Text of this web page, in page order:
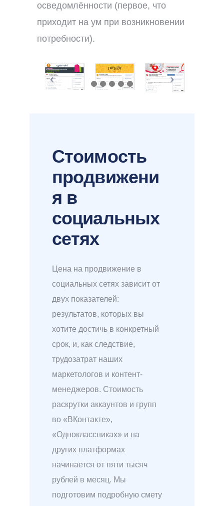
осведомлённости (первое, что
приходит на ум при возникновении
потребности).
Стоимость
продвижени
я в
социальных
сетях
Цена на продвижение в
социальных сетях зависит от
двух показателей:
результатов, которых вы
хотите достичь в конкретный
срок, и, как следствие,
трудозатрат наших
маркетологов и контент-
менеджеров. Стоимость
раскрутки аккаунтов и групп
во «ВКонтакте»,
«Одноклассниках» и на
других платформах
начинается от пяти тысяч
рублей в месяц. Мы
подготовим подробную смету